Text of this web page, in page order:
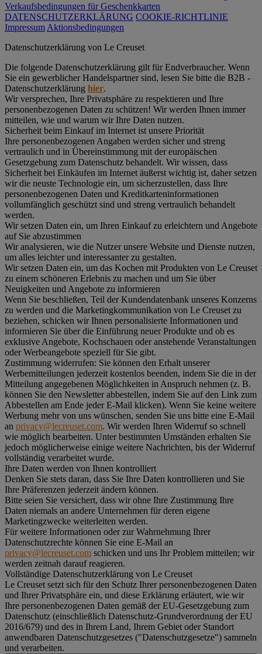
Verkaufsbedingungen für Geschenkkarten
DATENSCHUTZERKLÄRUNG COOKIE-RICHTLINIE
Impressum Aktionsbedingungen
Datenschutz­erklärung von Le Creuset
Die folgende Datenschutzerklärung gilt für Endverbraucher. Wenn
Sie ein gewerblicher Handelspartner sind, lesen Sie bitte die B2B -
Datenschutzerklärung hier.
Wir versprechen, Ihre Privatsphäre zu respektieren und Ihre
personenbezogenen Daten zu schützen! Wir werden Ihnen immer
mitteilen, wie und warum wir Ihre Daten nutzen.
Sicherheit beim Einkauf im Internet ist unsere Priorität
Ihre personenbezogenen Angaben werden sicher und streng
vertraulich und in Übereinstimmung mit der europäischen
Gesetzgebung zum Datenschutz behandelt. Wir wissen, dass
Sicherheit bei Einkäufen im Internet äußerst wichtig ist, daher setzen
wir die neuste Technologie ein, um sicherzustellen, dass Ihre
personenbezogenen Daten und Kreditkarteninformationen
vollumfänglich geschützt sind und streng vertraulich behandelt
werden.
Wir setzen Daten ein, um Ihren Einkauf zu erleichtern und Angebote
auf Sie abzustimmen
Wir analysieren, wie die Nutzer unsere Website und Dienste nutzen,
um alles leichter und interessanter zu gestalten.
Wir setzen Daten ein, um das Kochen mit Produkten von Le Creuset
zu einem schöneren Erlebnis zu machen und um Sie über
Neuigkeiten und Angebote zu informieren
Wenn Sie beschließen, Teil der Kundendatenbank unseres Konzerns
zu werden und die Marketingkommunikation von Le Creuset zu
beziehen, schicken wir Ihnen personalisierte Informationen und
informieren Sie über die Einführung neuer Produkte und ob es
exklusive Angebote, Kochschauen oder anstehende Veranstaltungen
oder Werbeangebote speziell für Sie gibt.
Zustimmung widerrufen: Sie können den Erhalt unserer
Werbemitteilungen jederzeit kostenlos beenden, indem Sie die in der
Mitteilung angegebenen Möglichkeiten in Anspruch nehmen (z. B.
können Sie den Newsletter abbestellen, indem Sie auf den Link zum
Abbestellen am Ende jeder E-Mail klicken). Wenn Sie keine weitere
Werbung mehr von uns wünschen, senden Sie uns bitte eine E-Mail
an privacy@lecreuset.com. Wir werden Ihren Widerruf so schnell
wie möglich bearbeiten. Unter bestimmten Umständen erhalten Sie
jedoch möglicherweise einige weitere Nachrichten, bis der Widerruf
vollständig verarbeitet wurde.
Ihre Daten werden von Ihnen kontrolliert
Denken Sie stets daran, dass Sie Ihre Daten kontrollieren und Sie
Ihre Präferenzen jederzeit ändern können.
Bitte seien Sie versichert, dass wir ohne Ihre Zustimmung Ihre
Daten niemals an andere Unternehmen für deren eigene
Marketingzwecke weiterleiten werden.
Für weitere Informationen oder zur Wahrnehmung Ihrer
Datenschutzrechte können Sie eine E-Mail an
privacy@lecreuset.com schicken und uns Ihr Problem mitteilen; wir
werden zeitnah darauf reagieren.
Vollständige Datenschutzerklärung von Le Creuset
Le Creuset setzt sich für den Schutz Ihrer personenbezogenen Daten
und Ihrer Privatsphäre ein, und diese Erklärung erläutert, wie wir
Ihre personenbezogenen Daten gemäß der EU-Gesetzgebung zum
Datenschutz (einschließlich Datenschutz-Grundverordnung der EU
2016/679) und des in Ihrem Land, Ihrem Gebiet oder Standort
anwendbaren Datenschutzgesetzes ("Datenschutzgesetze") sammeln
und verarbeiten.